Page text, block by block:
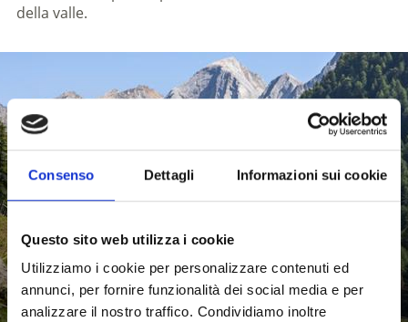
Consenso Dettagli Informazioni sui cookie
Questo sito web utilizza i cookie
Utilizziamo i cookie per personalizzare contenuti ed
annunci, per fornire funzionalità dei social media e per
analizzare il nostro traffico. Condividiamo inoltre
della valle.
Saperne di più